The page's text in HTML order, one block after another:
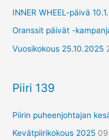
INNER WHEEL-päivä
Oranssit päivät -
Vuosikokous 25.10.2025
Piiri 139
Piirin puheenjohtajan
Kevätpiirikokous 2025